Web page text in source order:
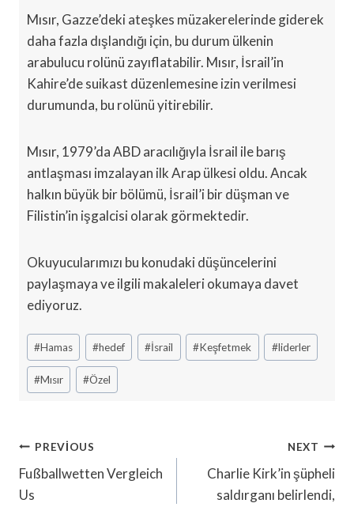
Mısır, Gazze’deki ateşkes müzakerelerinde giderek
daha fazla dışlandığı için, bu durum ülkenin
arabulucu rolünü zayıflatabilir. Mısır, İsrail’in
Kahire’de suikast düzenlemesine izin verilmesi
durumunda, bu rolünü yitirebilir.
Mısır, 1979’da ABD aracılığıyla İsrail ile barış
antlaşması imzalayan ilk Arap ülkesi oldu. Ancak
halkın büyük bir bölümü, İsrail’i bir düşman ve
Filistin’in işgalcisi olarak görmektedir.
Okuyucularımızı bu konudaki düşüncelerini
paylaşmaya ve ilgili makaleleri okumaya davet
ediyoruz.
Post
Tags:
#Hamas #hedef #İsrail #Keşfetmek #liderler
#Mısır #Özel
Yazı
Gezinmesi
PREVIOUS
Fußballwetten Vergleich
Us
NEXT
Charlie Kirk’in şüpheli
saldırganı belirlendi,